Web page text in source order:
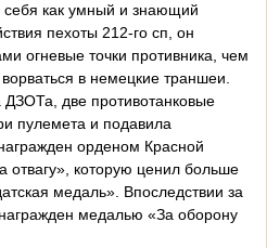
себя как умный и знающий
пехоты 212-го сп, он
огневые точки противника, чем
в немецкие траншеи.
ДЗОТа, две противотанковые
пулемета и подавила
орденом Красной
отвагу», которую ценил больше
медаль». Впоследствии за
медалью «За оборону